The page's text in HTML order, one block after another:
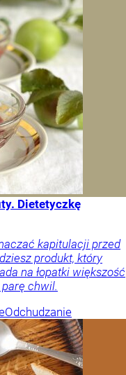
Dietetyczkę
kapitulacji przed
produkt, który
na łopatki większość
chwil.
Odchudzanie